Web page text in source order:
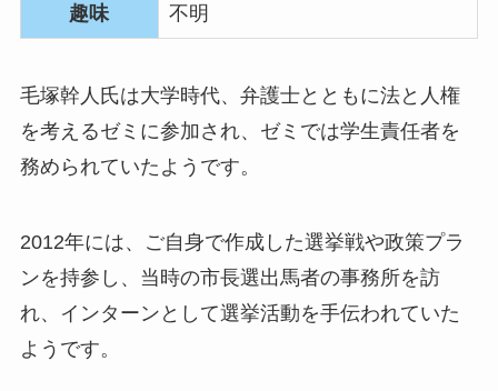
趣味 不明
毛塚幹人氏は大学時代、弁護士とともに法と人権
を考えるゼミに参加され、ゼミでは学生責任者を
務められていたようです。
2012年には、ご自身で作成した選挙戦や政策プラ
ンを持参し、当時の市長選出馬者の事務所を訪
れ、インターンとして選挙活動を手伝われていた
ようです。